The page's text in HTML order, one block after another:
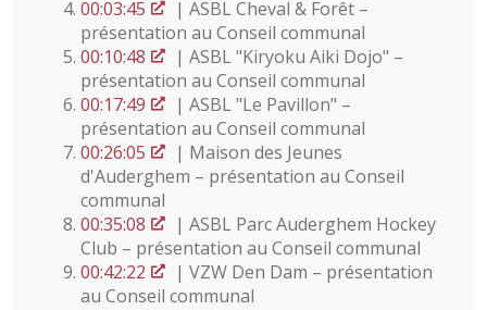
00:03:45
| ASBL Cheval & Forêt –
présentation au Conseil communal
00:10:48
| ASBL "Kiryoku Aiki Dojo" –
présentation au Conseil communal
00:17:49
| ASBL "Le Pavillon" –
présentation au Conseil communal
00:26:05
| Maison des Jeunes
d'Auderghem – présentation au Conseil
communal
00:35:08
| ASBL Parc Auderghem Hockey
Club – présentation au Conseil communal
00:42:22
| VZW Den Dam – présentation
au Conseil communal